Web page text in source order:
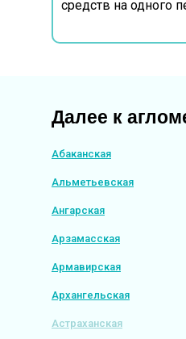
средств на одного
Альметьевская
Ангарская
Арзамасская
Армавирская
Архангельская
Абаканская
Астраханская
Далее к